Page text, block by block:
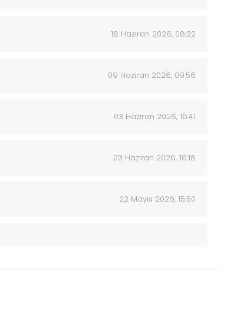
18 Haziran 2026, 08:22
09 Haziran 2026, 09:56
03 Haziran 2026, 16:41
03 Haziran 2026, 16:18
22 Mayıs 2026, 15:50